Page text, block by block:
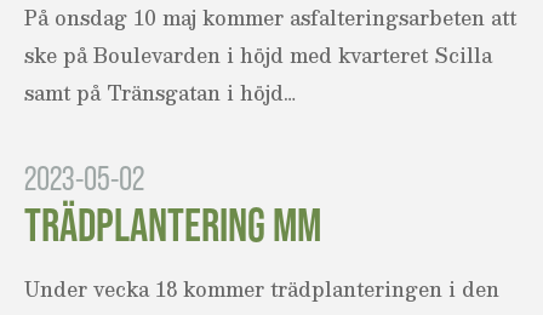
På onsdag 10 maj kommer asfalteringsarbeten att
ske på Boulevarden i höjd med kvarteret Scilla
samt på Tränsgatan i höjd…
2023-05-02
TRÄDPLANTERING MM
Under vecka 18 kommer trädplanteringen i den